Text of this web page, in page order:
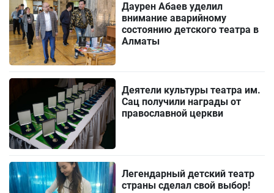
Даурен Абаев уделил
внимание аварийному
состоянию детского театра в
Алматы
Деятели культуры театра им.
Сац получили награды от
православной церкви
Легендарный детский театр
страны сделал свой выбор!